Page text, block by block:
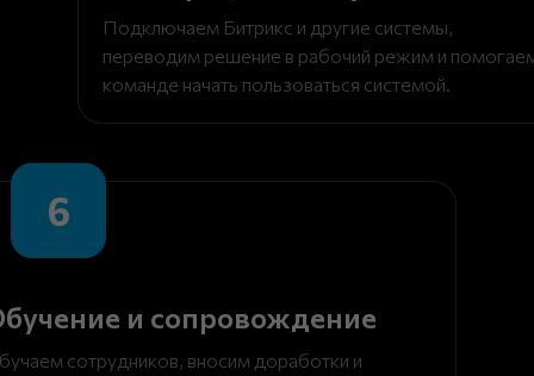
Подключаем Битрикс и другие системы,
переводим решение в рабочий режим и
команде начать пользоваться системой.
6
и сопровождение
сотрудников, вносим доработки и